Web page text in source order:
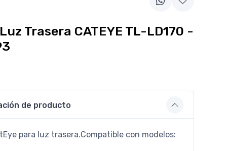
Trasera CATEYE TL-LD170 -
de producto
para luz trasera.Compatible con modelos: